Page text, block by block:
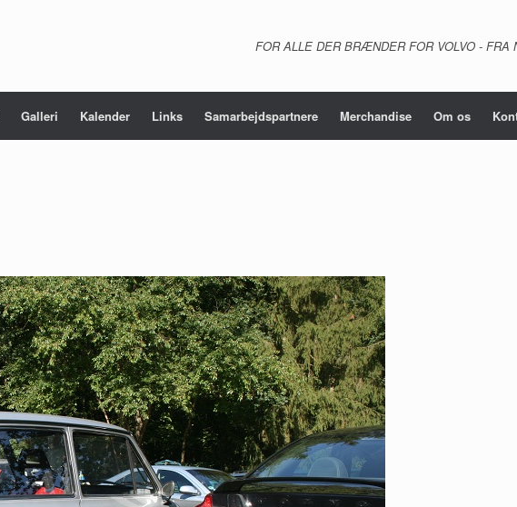
FOR ALLE DER BRÆNDER FOR VOLVO - FRA
Galleri Kalender Links Samarbejdspartnere Merchandise Om os